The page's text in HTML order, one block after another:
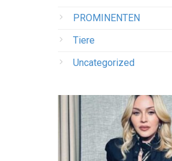
PROMINENTEN
Tiere
Uncategorized